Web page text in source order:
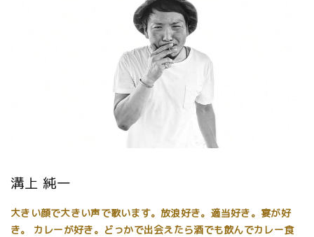
溝上 純一
大きい顔で大きい声で歌います。放浪好き。適当好き。宴が好
き。 カレーが好き。どっかで出会えたら酒でも飲んでカレー食